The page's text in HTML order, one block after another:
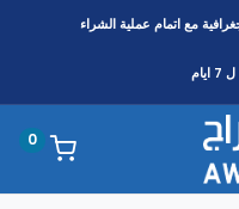
مع اتمام عملية الشراء
0